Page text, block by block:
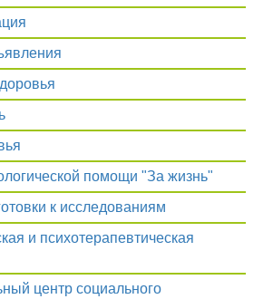
помощи "За жизнь"
к исследованиям
и психотерапевтическая
центр социального